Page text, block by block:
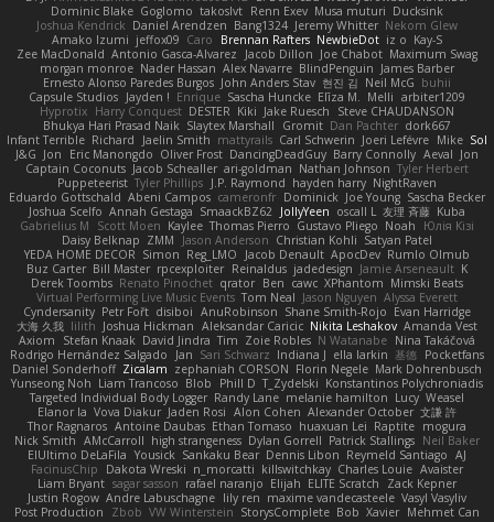
Dominic Blake Goglomo takoslvt Renn Exev Musa muturi Ducksink
Joshua Kendrick Daniel Arendzen Bang1324 Jeremy Whitter Nekom Glew
Amako Izumi jeffox09 Caro Brennan Rafters NewbieDot iz o Kay-S
Zee MacDonald Antonio Gasca-Alvarez Jacob Dillon Joe Chabot Maximum Swag
morgan monroe Nader Hassan Alex Navarre BlindPenguin James Barber
Ernesto Alonso Paredes Burgos John Anders Stav 현진 김 Neil McG buhii
Capsule Studios Jayden ! Enrique Sascha Huncke Elīza M. Melli arbiter1209
Hyprotix Harry Conquest DESTER Kiki Jake Ruesch
Steve CHAUDANSON
Bhukya Hari Prasad Naik Slaytex Marshall Gromit Dan Pachter dork667
Infant Terrible Richard Jaelin Smith mattyrails Carl Schwerin Joeri Lefévre Mike Sol
J&G Jon Eric Manongdo Oliver Frost DancingDeadGuy Barry Connolly Aeval Jon
Captain Coconuts Jacob Schealler ari-goldman Nathan Johnson Tyler Herbert
Puppeteerist Tyler Phillips J.P. Raymond hayden harry NightRaven
Eduardo Gottschald Abeni Campos cameronfr Dominick Joe Young Sascha Becker
Joshua Scelfo Annah Gestaga SmaackBZ62 JollyYeen oscall L 友理 斉藤 Kuba
Gabrielius M
Scott Moen Kaylee Thomas Pierro Gustavo Pliego Noah
Юлія Кізі
Daisy Belknap ZMM Jason Anderson Christian Kohli Satyan Patel
YEDA HOME DECOR Simon Reg_LMO Jacob Denault ApocDev Rumlo Olmub
Buz Carter Bill Master rpcexploiter Reinaldus jadedesign Jamie Arseneault K
Derek Toombs Renato Pinochet qrator Ben cawc XPhantom Mimski Beats
Virtual Performing Live Music Events Tom Neal Jason Nguyen Alyssa Everett
Cyndersanity Petr Fořt disiboi AnuRobinson Shane Smith-Rojo Evan Harridge
大海 久我 lilith Joshua Hickman Aleksandar Caricic Nikita Leshakov Amanda Vest
Axiom
Stefan Knaak David Jindra Tim Zoie Robles N Watanabe Nina Takáčová
Rodrigo Hernández Salgado
Jan Sari Schwarz Indiana J ella larkin 基德 Pocketfans
Daniel Sonderhoff Zicalam zephaniah CORSON Florin Negele Mark Dohrenbusch
Yunseong Noh Liam Trancoso Blob Phill D T_Zydelski Konstantinos Polychroniadis
Targeted Individual Body Logger Randy Lane melanie hamilton Lucy Weasel
Elanor la Vova Diakur Jaden Rosi Alon Cohen Alexander October 文謙 許
Thor Ragnaros Antoine Daubas Ethan Tomaso huaxuan Lei Raptite mogura
Nick Smith AMcCarroll high strangeness Dylan Gorrell Patrick Stallings Neil Baker
ElUltimo DeLaFila Yousick Sankaku Bear Dennis Libon Reymeld Santiago AJ
FacinusChip
Dakota Wreski n_morcatti killswitchkay Charles Louie Avaister
Liam Bryant sagar sasson rafael naranjo Elijah ELITE Scratch
Zack Kepner
Justin Rogow Andre Labuschagne lily ren maxime vandecasteele Vasyl Vasyliv
Post Production
Zbob VW Winterstein StorysComplete Bob Xavier Mehmet Can